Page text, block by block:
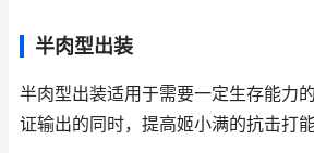
半肉型出装
半肉型出装适用于需要一定生存能力
证输出的同时，提高姬小满的抗击打能